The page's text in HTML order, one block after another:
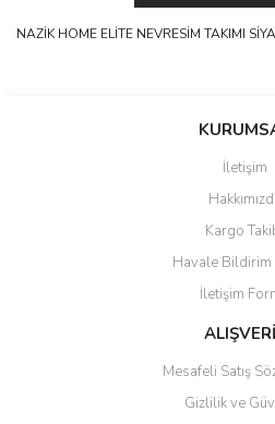
NAZİK HOME ELİTE NEVRESİM TAKIMI
Bu ürüne ilk yorumu
Ürün resmi kalitesiz, bozuk veya
Ürün açıklamasında eksik bilgiler
Ürün bilgilerinde hatalar
Ürün fiyatı diğer sitelerden daha
Bu ürüne benzer farklı alternatifler
İletişim
Kargo
Havale Bildirim
İletişim
Mesafeli Satış
Gizlilik ve